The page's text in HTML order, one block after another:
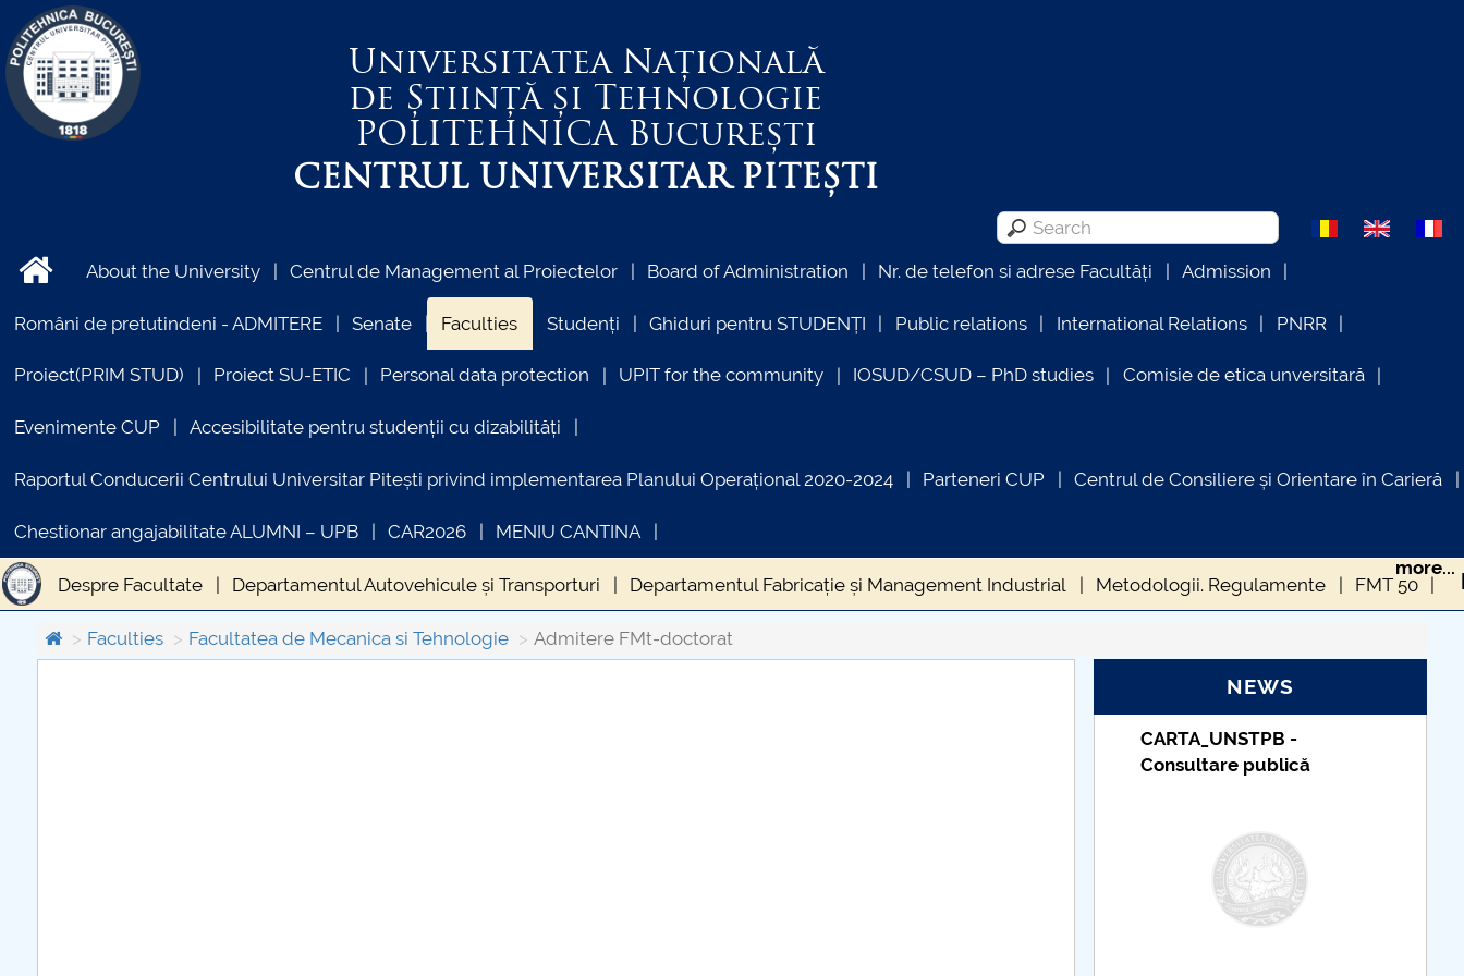
Universitatea Națională
de Știință și Tehnologie
POLITEHNICABucurești
CENTRUL UNIVERSITAR PITEȘTI
About the University Centrul de Management al Proiectelor Board of Administration Nr. de telefon si adrese Facultăți Admission
Români de pretutindeni - ADMITERE Senate Faculties Studenți Ghiduri pentru STUDENȚI Public relations International Relations PNRR
Proiect(PRIM STUD) Proiect SU-ETIC Personal data protection UPIT for the community IOSUD/CSUD – PhD studies Comisie de etica unversitară
Evenimente CUP Accesibilitate pentru studenții cu dizabilități
Raportul Conducerii Centrului Universitar Pitești privind implementarea Planului Operațional 2020-2024 Parteneri CUP Centrul de Consiliere și Orientare în Carieră
Chestionar angajabilitate ALUMNI – UPB CAR2026 MENIU CANTINA
Despre Facultate Departamentul Autovehicule și Transporturi Departamentul Fabricație și Management Industrial Metodologii. Regulamente FMT 50
Cercetare Stiintifica FMT Relatii FMT cu mediul socio-economic si internationale
Concursuri cadre didactice FMT
IManEE 2019 Studenti FMT
more...
Faculties Facultatea de Mecanica si Tehnologie Admitere FMt-doctorat
NEWS
Taxe de școlarizare
indexate – Centrul